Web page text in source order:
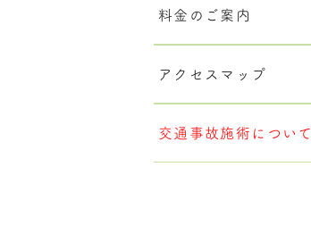
料金のご案内
アクセスマップ
交通事故施術について